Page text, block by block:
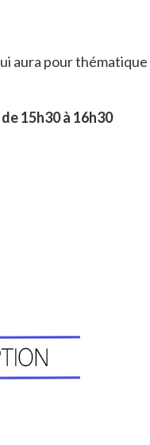
aura pour thématique
15h30 à 16h30